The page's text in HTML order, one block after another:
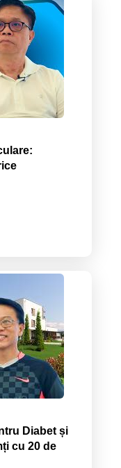
Diabet și
cu 20 de